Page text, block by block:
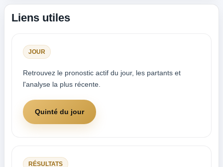
Liens utiles
JOUR
Retrouvez le pronostic actif du jour, les partants et
l'analyse la plus récente.
Quinté du jour
RÉSULTATS